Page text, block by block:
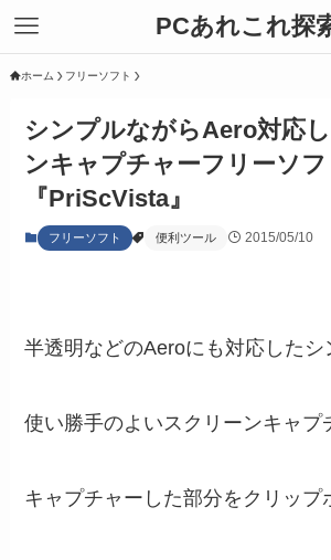
PCあれこれ探
ホーム フリーソフト
シンプルながらAero対応
ンキャプチャーフリーソフ
『PriScVista』
フリーソフト 便利ツール 2015/05/10
半透明などのAeroにも対応したシ
使い勝手のよいスクリーンキャプ
キャプチャーした部分をクリップ